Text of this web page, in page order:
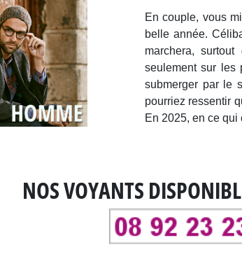
En couple, vous
belle année.
marchera,
seulement sur les
submerger par le
pourriez ressentir
En 2025, en ce
NOS VOYANTS